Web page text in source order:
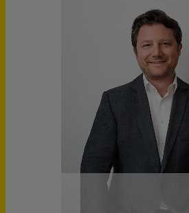
Patent Attorney